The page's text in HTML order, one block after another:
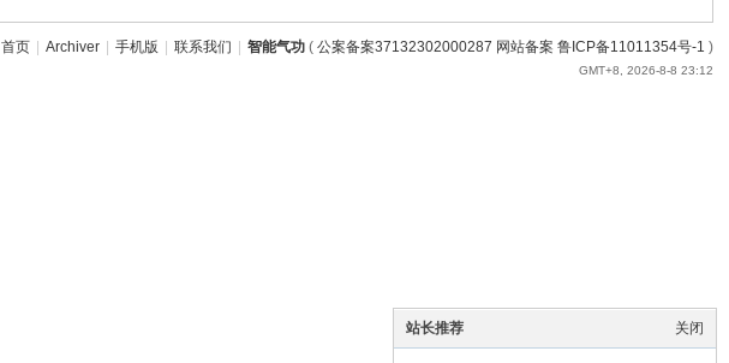
关闭
站长推荐
首页 Archiver 手机版 联系我们 智能气功( 公案备案37132302000287 网站备案 鲁ICP备11011354号-1 )
GMT+8, 2026-8-8 23:12